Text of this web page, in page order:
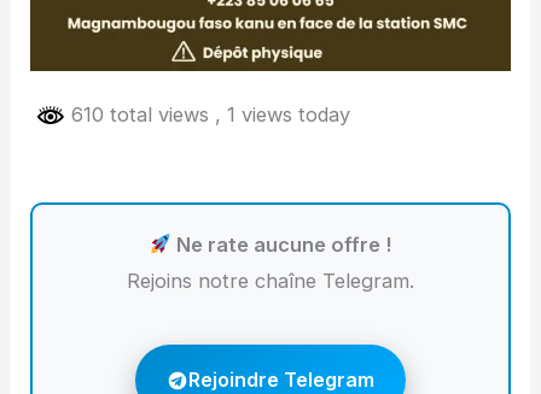
610 total views , 1 views today
Ne rate aucune offre !
Rejoins notre chaîne Telegram.
Rejoindre Telegram